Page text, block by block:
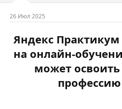
26 Июл 2025
Яндекс
на онлайн-
может
профессию